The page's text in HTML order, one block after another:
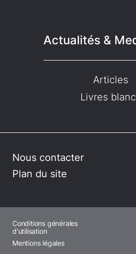
Actualités &
Articles
Livres
Nous contacter
Plan du site
Conditions générales
d'utilisation
Mentions légales